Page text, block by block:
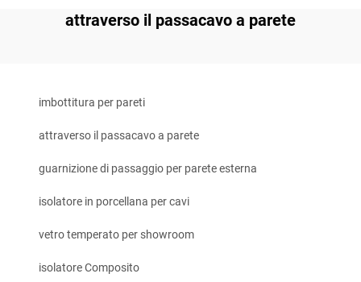
attraverso il passacavo a parete
imbottitura per pareti
attraverso il passacavo a parete
guarnizione di passaggio per parete esterna
isolatore in porcellana per cavi
vetro temperato per showroom
isolatore Composito